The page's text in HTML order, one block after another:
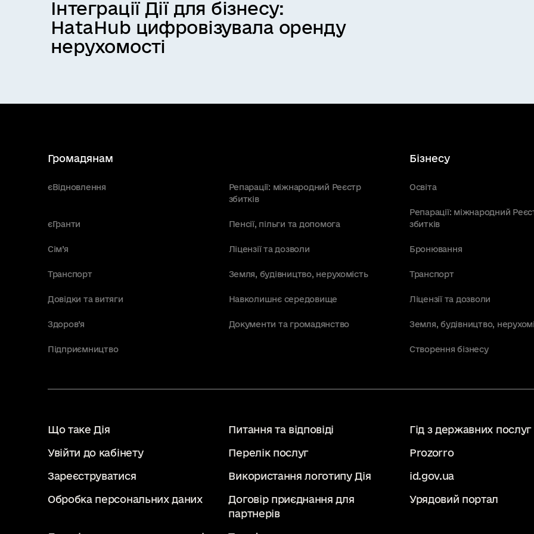
Інтеграції Дії для бізнесу:
HataHub цифровізувала оренду
нерухомості
Громадянам
єВідновлення
Репарації: міжнародний Реєстр
збитків
єГранти Пенсії, пільги та допомога
Сім’я Ліцензії та дозволи
Транспорт Земля, будівництво, нерухомість
Довідки та витяги Навколишнє середовище
Здоров’я Документи та громадянство
Підприємництво
Бізнесу
Освіта
Репарації: міжнародний
збитків
Бронювання
Транспорт
Ліцензії та дозволи
Земля, будівництво,
Створення бізнесу
Що таке Дія Питання та відповіді Гід з державних послуг
Увійти до кабінету Перелік послуг Prozorro
Зареєструватися Використання логотипу Дія id.gov.ua
Обробка персональних даних
Договір приєднання для
партнерів
Урядовий портал